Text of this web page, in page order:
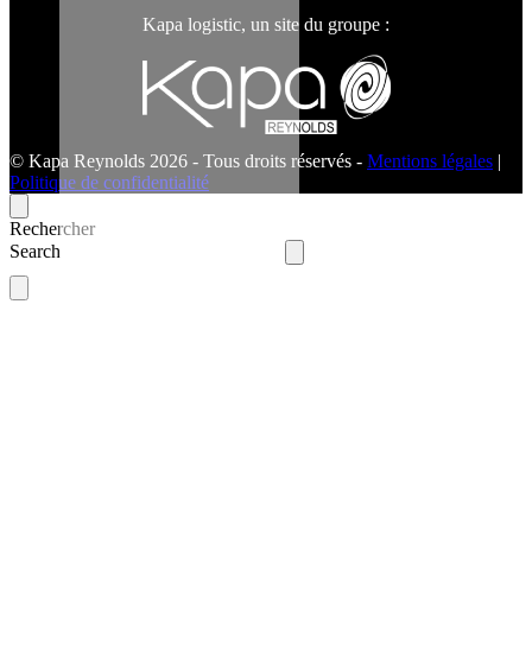
Kapa logistic, un site du groupe :
© Kapa Reynolds 2026 - Tous droits réservés - Mentions légales |
Politique de confidentialité
Rechercher
Search